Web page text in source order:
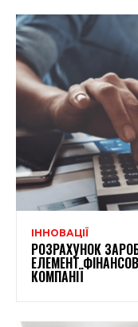
ІННОВАЦІЇ
РОЗРАХУНОК
ЕЛЕМЕНТ
КОМПАНІЇ